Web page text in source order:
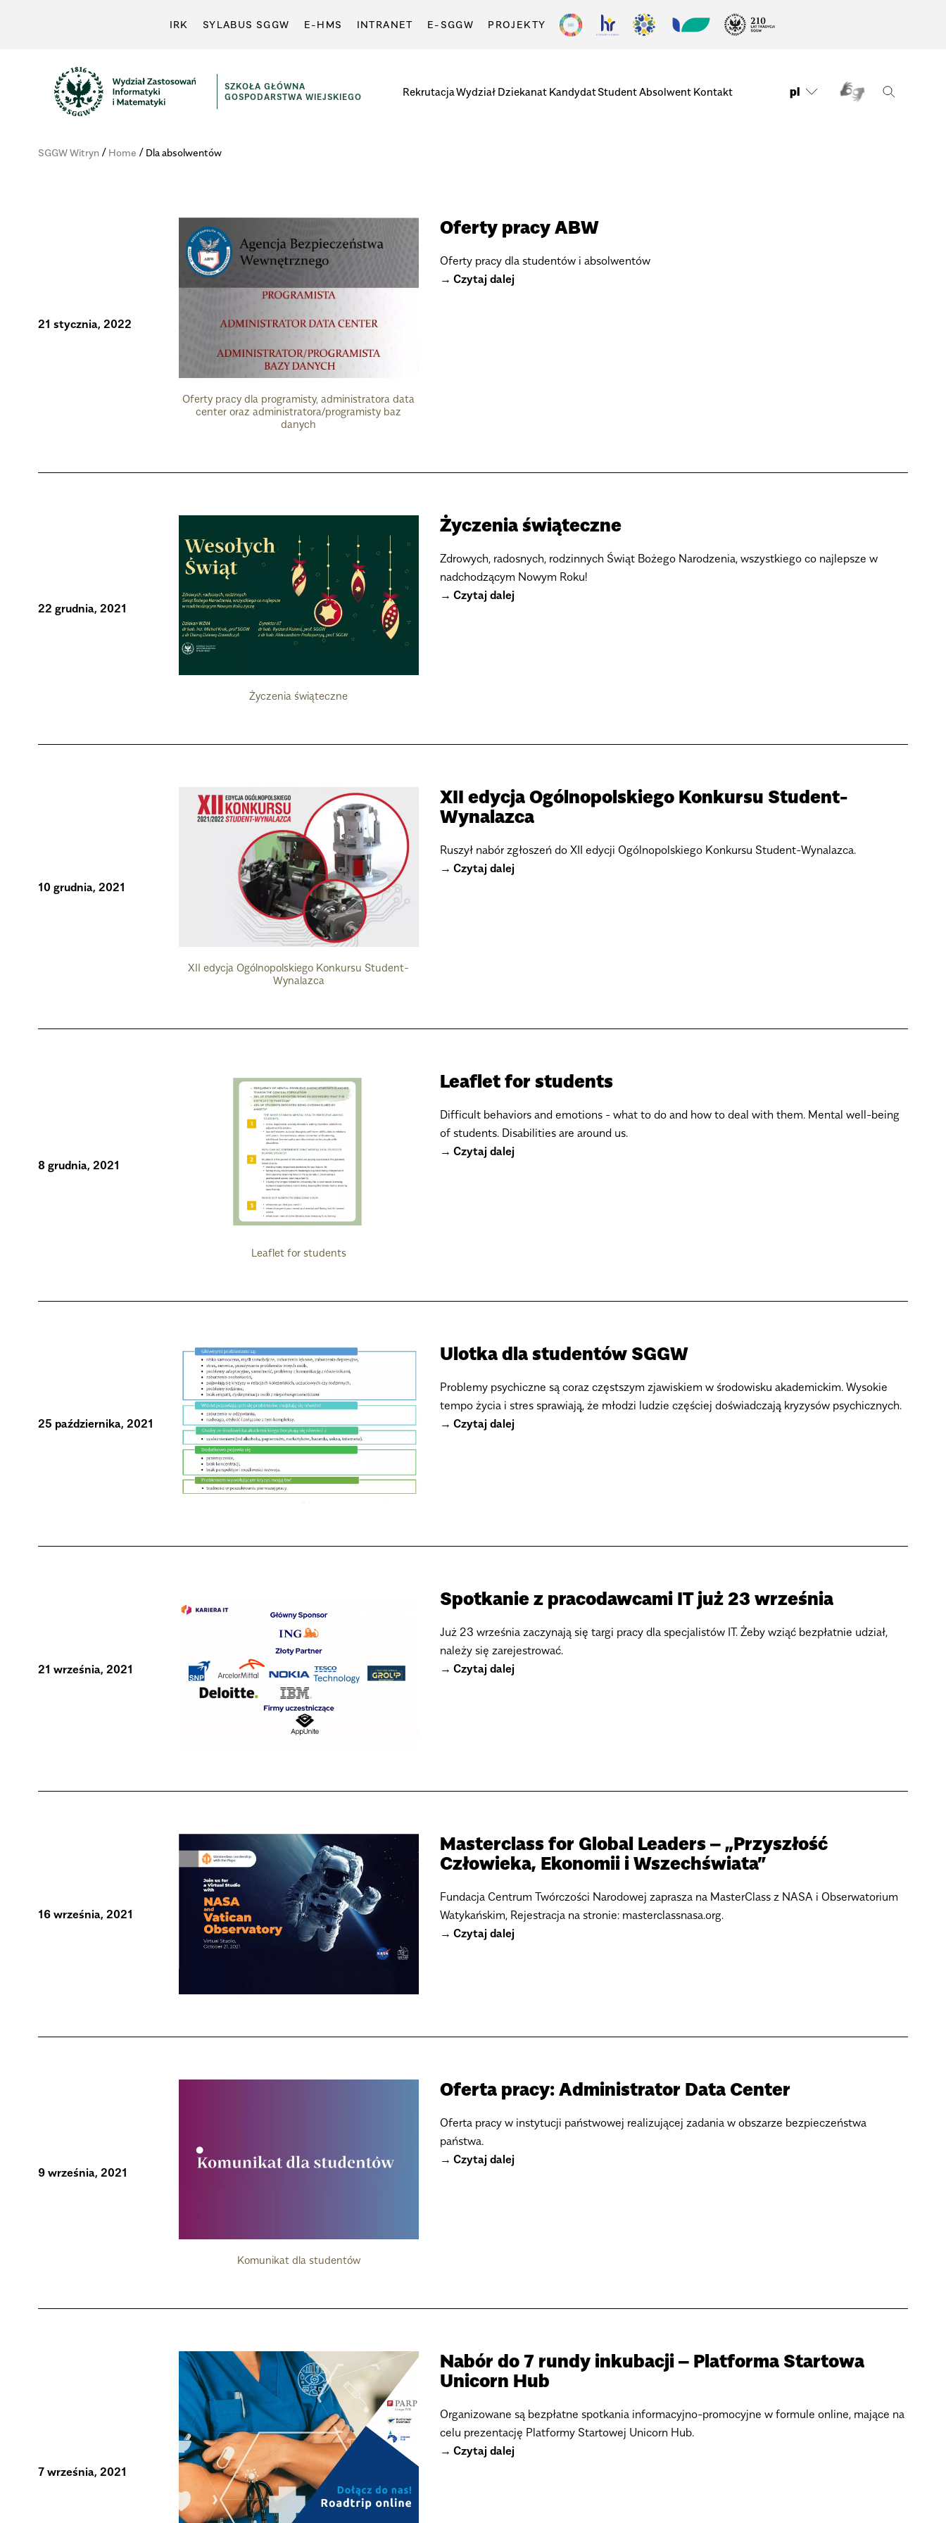
IRK SYLABUS SGGW E-HMS INTRANET E-SGGW PROJEKTY
INFORMATYKI
SZKOŁA GŁÓWNA
GOSPODARSTWA WIEJSKIEGO
RekrutacjaWydział Dziekanat KandydatStudentAbsolwent Kontakt pl
SGGW Witryn/ Home / Dla absolwentów
21 stycznia, 2022
Oferty pracy dla programisty, administratora data
center oraz administratora/programisty baz
danych
Oferty pracy ABW
Oferty pracy dla studentów i absolwentów
Czytaj dalej
22 grudnia, 2021
Życzenia świąteczne
Życzenia świąteczne
Zdrowych, radosnych, rodzinnych Świąt Bożego Narodzenia, wszystkiego co najlepsze w
nadchodzącym Nowym Roku!
Czytaj dalej
10 grudnia, 2021
XII edycja Ogólnopolskiego Konkursu Student-
Wynalazca
XII edycja Ogólnopolskiego Konkursu Student-
Wynalazca
Ruszył nabór zgłoszeń do XII edycji Ogólnopolskiego Konkursu Student-Wynalazca.
Czytaj dalej
8 grudnia, 2021
Leaflet for students
Leaflet for students
Difficult behaviors and emotions - what to do and how to deal with them. Mental well-being
of students. Disabilities are around us.
Czytaj dalej
25 października, 2021
Ulotka dla studentów SGGW
Problemy psychiczne są coraz częstszym zjawiskiem w środowisku akademickim. Wysokie
tempo życia i stres sprawiają̨, że młodzi ludzie częściej doświadczają̨ kryzysów psychicznych.
Czytaj dalej
21 września, 2021
Spotkanie z pracodawcami IT już 23 września
Już 23 września zaczynają się targi pracy dla specjalistów IT. Żeby wziąć bezpłatnie udział,
należy się zarejestrować.
Czytaj dalej
16 września, 2021
Masterclass for Global Leaders – „Przyszłość
Człowieka, Ekonomii i Wszechświata”
Fundacja Centrum Twórczości Narodowej zaprasza na MasterClass z NASA i Obserwatorium
Watykańskim, Rejestracja na stronie: masterclassnasa.org.
Czytaj dalej
9 września, 2021
Komunikat dla studentów
Oferta pracy: Administrator Data Center
Oferta pracy w instytucji państwowej realizującej zadania w obszarze bezpieczeństwa
państwa.
Czytaj dalej
7 września, 2021
Nabór do 7 rundy inkubacji – Platforma Startowa
Unicorn Hub
Organizowane są bezpłatne spotkania informacyjno-promocyjne w formule online, mające na
celu prezentację Platformy Startowej Unicorn Hub.
Czytaj dalej